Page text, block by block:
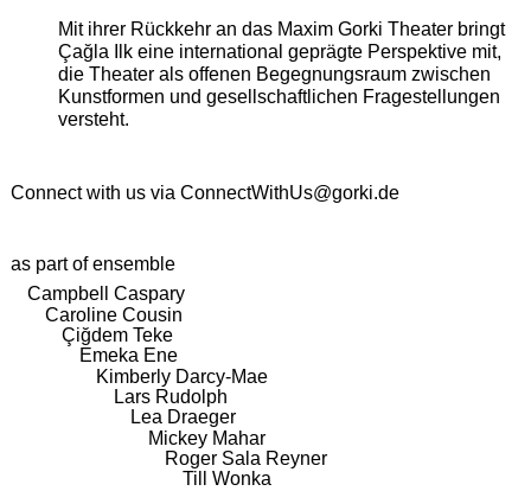
Mit ihrer Rückkehr an das Maxim Gorki Theater bringt
Çağla Ilk eine international geprägte Perspektive mit,
die Theater als offenen Begegnungsraum zwischen
Kunstformen und gesellschaftlichen Fragestellungen
versteht.
Connect with us via ConnectWithUs@gorki.de
as part of ensemble
Campbell Caspary
Caroline Cousin
Çiğdem Teke
Emeka Ene
Kimberly Darcy-Mae
Lars Rudolph
Lea Draeger
Mickey Mahar
Roger Sala Reyner
Till Wonka